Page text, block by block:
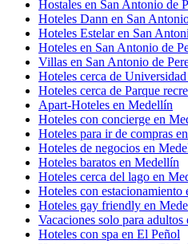
Hostales en San Antonio de
Hoteles Dann en San
Hoteles Estelar en San
Hoteles en San Antonio de
Villas en San Antonio de
Hoteles cerca de
Hoteles cerca de Parque
Apart-Hoteles en Medellín
Hoteles con concierge en
Hoteles para ir de compras
Hoteles de negocios en
Hoteles baratos en Medellín
Hoteles cerca del lago en
Hoteles con estacionamiento
Hoteles gay friendly en
Vacaciones solo para
Hoteles con spa en El Peñol